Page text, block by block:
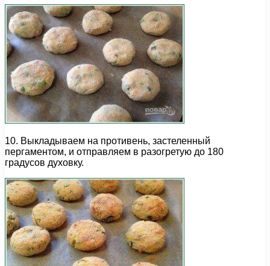
10. Выкладываем на противень, застеленный
пергаментом, и отправляем в разогретую до 180
градусов духовку.